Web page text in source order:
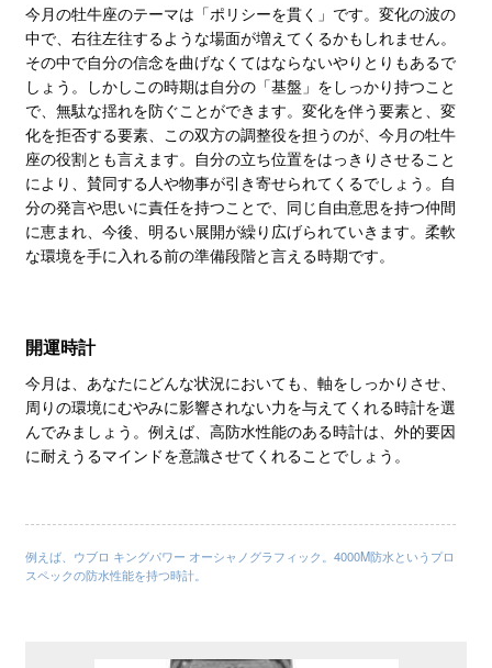
今月の牡牛座のテーマは「ポリシーを貫く」です。変化の波の
中で、右往左往するような場面が増えてくるかもしれません。
その中で自分の信念を曲げなくてはならないやりとりもあるで
しょう。しかしこの時期は自分の「基盤」をしっかり持つこと
で、無駄な揺れを防ぐことができます。変化を伴う要素と、変
化を拒否する要素、この双方の調整役を担うのが、今月の牡牛
座の役割とも言えます。自分の立ち位置をはっきりさせること
により、賛同する人や物事が引き寄せられてくるでしょう。自
分の発言や思いに責任を持つことで、同じ自由意思を持つ仲間
に恵まれ、今後、明るい展開が繰り広げられていきます。柔軟
な環境を手に入れる前の準備段階と言える時期です。
開運時計
今月は、あなたにどんな状況においても、軸をしっかりさせ、
周りの環境にむやみに影響されない力を与えてくれる時計を選
んでみましょう。例えば、高防水性能のある時計は、外的要因
に耐えうるマインドを意識させてくれることでしょう。
例えば、ウブロ キングパワー オーシャノグラフィック。4000M防水というプロ
スペックの防水性能を持つ時計。